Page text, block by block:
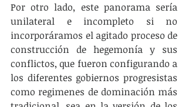
Por otro lado, este panorama sería
unilateral e incompleto si no
incorporáramos el agitado proceso de
construcción de hegemonía y sus
conflictos, que fueron configurando a
los diferentes gobiernos progresistas
como regimenes de dominación más